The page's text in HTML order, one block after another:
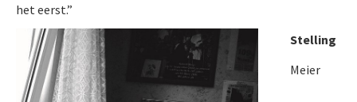
het eerst.”
Stelling
Meier